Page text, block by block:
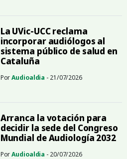
La UVic-UCC reclama
incorporar audiólogos al
sistema público de salud en
Cataluña
PorAudioaldia - 21/07/2026
Arranca la votación para
decidir la sede del Congreso
Mundial de Audiología 2032
PorAudioaldia - 20/07/2026